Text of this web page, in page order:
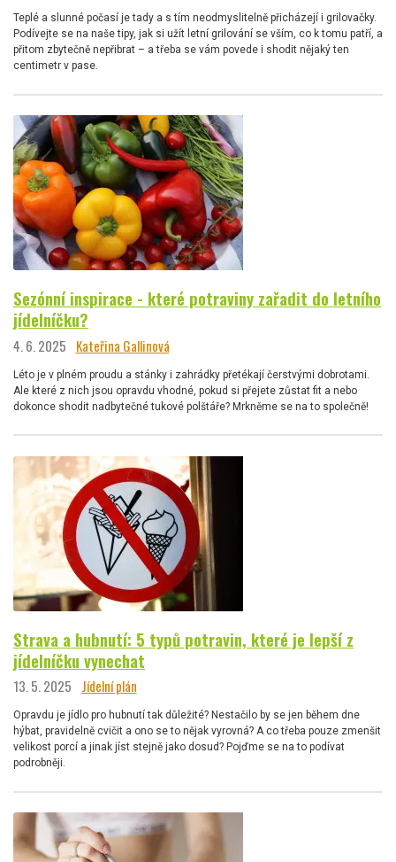
Teplé a slunné počasí je tady a s tím neodmyslitelně přicházejí i grilovačky.
Podívejte se na naše tipy, jak si užít letní grilování se vším, co k tomu patří, a
přitom zbytečně nepřibrat – a třeba se vám povede i shodit nějaký ten
centimetr v pase.
Sezónní inspirace - které potraviny zařadit do letního
jídelníčku?
4. 6. 2025 Kateřina Gallinová
Léto je v plném proudu a stánky i zahrádky přetékají čerstvými dobrotami.
Ale které z nich jsou opravdu vhodné, pokud si přejete zůstat fit a nebo
dokonce shodit nadbytečné tukové polštáře? Mrkněme se na to společně!
Strava a hubnutí: 5 typů potravin, které je lepší z
jídelníčku vynechat
13. 5. 2025 Jídelní plán
Opravdu je jídlo pro hubnutí tak důležité? Nestačilo by se jen během dne
hýbat, pravidelně cvičit a ono se to nějak vyrovná? A co třeba pouze zmenšit
velikost porcí a jinak jíst stejně jako dosud? Pojďme se na to podívat
podrobněji.